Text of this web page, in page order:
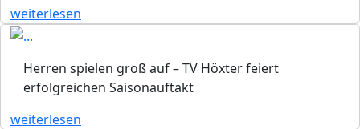
weiterlesen
Herren spielen groß auf – TV Höxter feiert
erfolgreichen Saisonauftakt
weiterlesen